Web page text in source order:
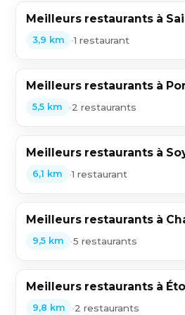
Meilleurs restaurants à
3,9 km •1 restaurant
Meilleurs restaurants à
5,5 km •2 restaurants
Meilleurs restaurants à
6,1 km •1 restaurant
Meilleurs restaurants à
9,5 km •5 restaurants
Meilleurs restaurants à
9,8 km •2 restaurants